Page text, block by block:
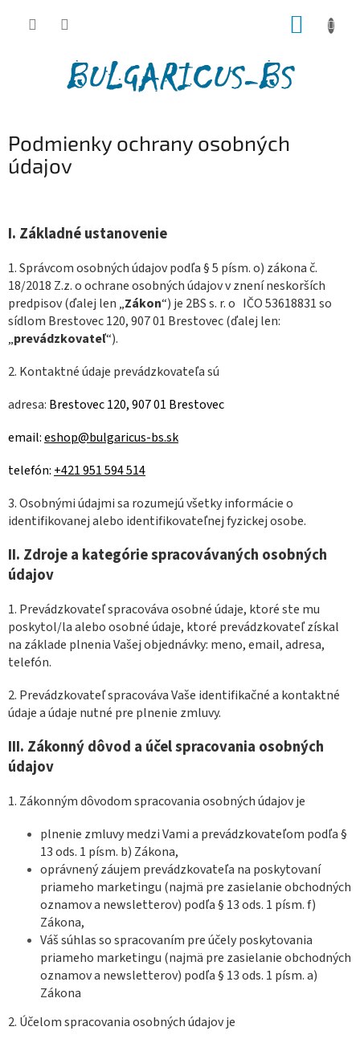
Podmienky ochrany osobných
údajov
I. Základné ustanovenie
1. Správcom osobných údajov podľa § 5 písm. o) zákona č.
18/2018 Z.z. o ochrane osobných údajov v znení neskorších
predpisov (ďalej len „Zákon“) je 2BS s. r. o IČO53618831so
sídlom Brestovec 120, 907 01 Brestovec(ďalej len:
„prevádzkovateľ“).
2. Kontaktné údaje prevádzkovateľa sú
adresa: Brestovec 120, 907 01 Brestovec
email:eshop@bulgaricus-bs.sk
telefón: +421 951 594 514
3. Osobnými údajmi sa rozumejú všetky informácie o
identifikovanej alebo identifikovateľnej fyzickej osobe.
II. Zdroje a kategórie spracovávaných osobných
údajov
1. Prevádzkovateľ spracováva osobné údaje, ktoré ste mu
poskytol/la alebo osobné údaje, ktoré prevádzkovateľ získal
na základe plnenia Vašej objednávky: meno, email, adresa,
telefón.
2. Prevádzkovateľ spracováva Vaše identifikačné a kontaktné
údaje a údaje nutné pre plnenie zmluvy.
III. Zákonný dôvod a účel spracovania osobných
údajov
1. Zákonným dôvodom spracovania osobných údajov je
plnenie zmluvy medzi Vami a prevádzkovateľom podľa §
13 ods. 1 písm. b) Zákona,
oprávnený záujem prevádzkovateľa na poskytovaní
priameho marketingu (najmä pre zasielanie obchodných
oznamov a newsletterov) podľa § 13 ods. 1 písm. f)
Zákona,
Váš súhlas so spracovaním pre účely poskytovania
priameho marketingu (najmä pre zasielanie obchodných
oznamov a newsletterov) podľa § 13 ods. 1 písm. a)
Zákona
2. Účelom spracovania osobných údajov je